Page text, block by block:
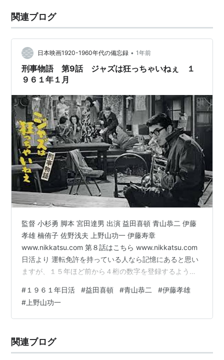
関連ブログ
日本映画1920-1960年代の備忘録 • 1年前
刑事物語 第9話 ジャズは狂っちゃいねぇ １
９６１年１月
監督 小杉勇 脚本 宮田達男 出演 益田喜頓 青山恭二 伊藤
孝雄 楠侑子 佐野浅夫 上野山功一 伊藤寿章
www.nikkatsu.com 第８話はこちら www.nikkatsu.com
日活より 運転免許を持っている人なら記憶にあると思い
ますが、１５年ほど前から４桁の数字を登録するように
です。身分証明としても使える運転免許証ですが、昨
今、偽造が多いらしく、見せるだけではダメで更新の時
に登録した（させられた）４桁の暗証番号、第１と第２
ゃならないのかもわらかず、結構適当な１２３４とか１
２１２と…
# １９６１年日活 #益田喜頓 #青山恭二 #伊藤孝雄
# 上野山功一
関連ブログ